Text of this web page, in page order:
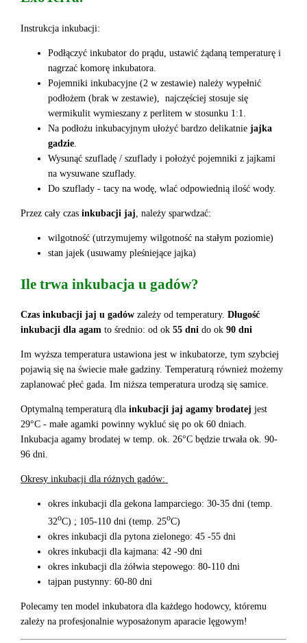
Instrukcja inkubacji:
Podłączyć inkubator do prądu, ustawić żądaną temperaturę i
nagrzać komorę inkubatora.
Pojemniki inkubacyjne (2 w zestawie) należy wypełnić
podłożem (brak w zestawie), najczęściej stosuje się
wermikulit wymieszany z perlitem w stosunku 1:1.
Na podłożu inkubacyjnym ułożyć bardzo delikatnie jajka
gadzie
Wysunąć szufladę / szuflady i położyć pojemniki z jajkami
na wysuwane szuflady.
Do szuflady - tacy na wodę, wlać odpowiednią ilość wody.
Przez cały czas inkubacji jaj , należy sparwdzać:
wilgotność (utrzymujemy wilgotność na stałym poziomie)
stan jajek (usuwamy pleśniejące jajka)
Ile trwa inkubacja u gadów?
Czas inkubacji jaj u gadów zależy od temperatury. Długość
inkubacji dla agam to średnio: od ok 55 dni do ok 90 dni
Im wyższa temperatura ustawiona jest w inkubatorze, tym szybciej
pojawią się na świecie małe gadziny. Temperaturą również możemy
zaplanować płeć gada. Im niższa temperatura urodzą się samice.
Optymalną temperaturą dla inkubacji jaj agamy brodatej jest
29°C - małe agamki powinny wykluć się po ok 60 dniach.
Inkubacja agamy brodatej w temp. ok. 26°C będzie trwała ok. 90-
96 dni.
Okresy inkubacji dla różnych gadów:
okres inkubacji dla gekona lamparciego: 30-35 dni (temp.
32oC) ; 105-110 dni (temp. 25oC)
okres inkubacji dla pytona zielonego: 45 -55 dni
okres inkubacji dla kajmana: 42 -90 dni
okres inkubacji dla żółwia stepowego: 80-110 dni
tajpan pustynny: 60-80 dni
Polecamy ten model inkubatora dla każdego hodowcy, któremu
zależy na profesjonalnie wyposażonym aparacie lęgowym!